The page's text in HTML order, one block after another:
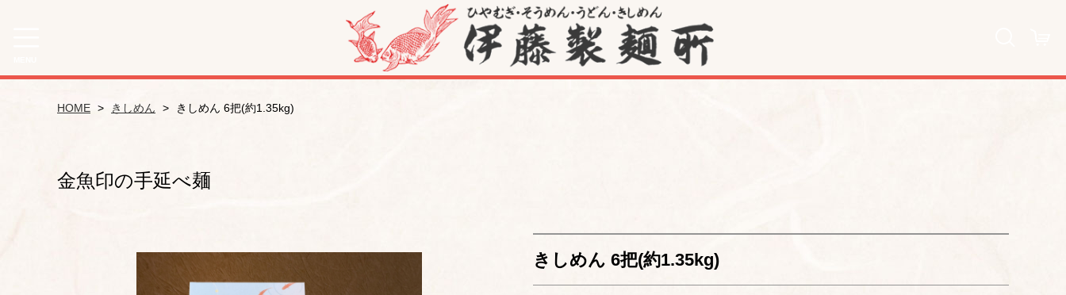
HOME きしめん きしめん 6把(約1.35kg)
金魚印の手延べ麺
きしめん 6把(約1.35kg)